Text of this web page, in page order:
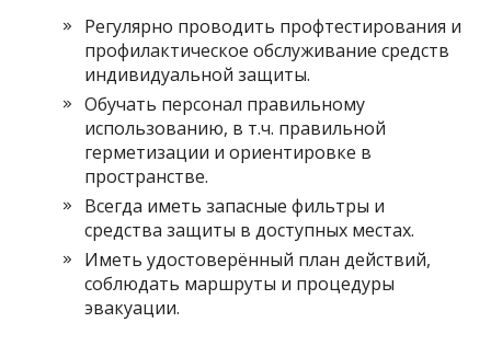
Регулярно проводить профтестирования и
профилактическое обслуживание средств
индивидуальной защиты.
Обучать персонал правильному
использованию, в т.ч. правильной
герметизации и ориентировке в
пространстве.
Всегда иметь запасные фильтры и
средства защиты в доступных местах.
Иметь удостоверённый план действий,
соблюдать маршруты и процедуры
эвакуации.